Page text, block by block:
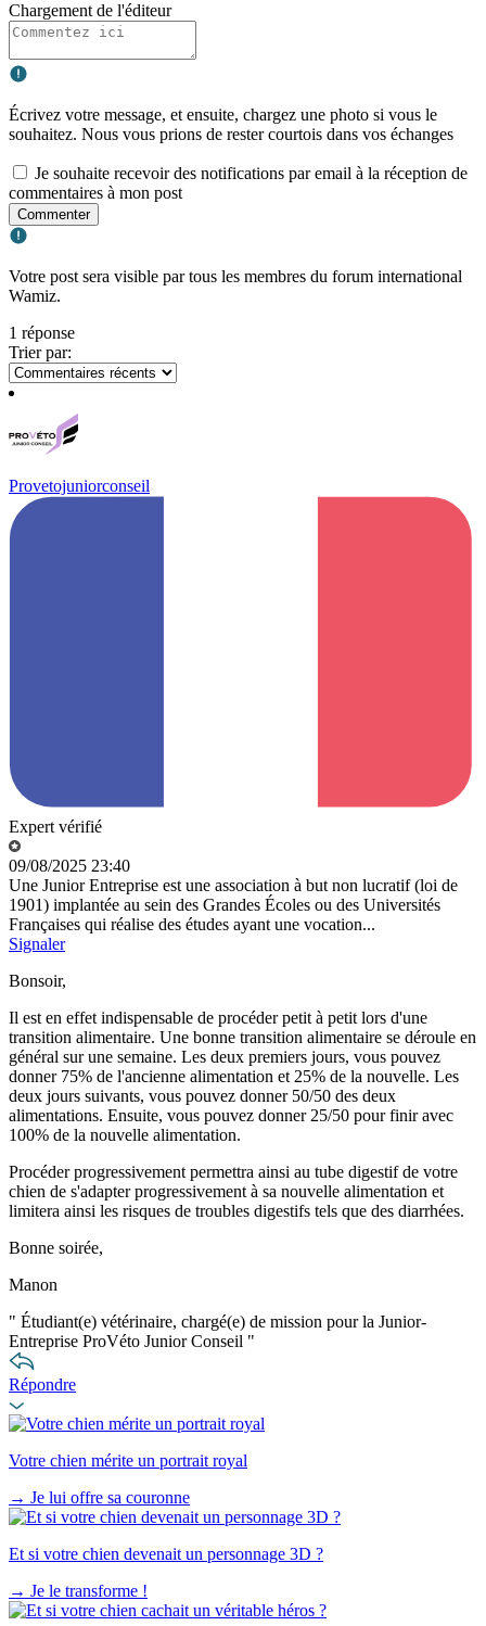
Chargement de l'éditeur
Écrivez votre message, et ensuite, chargez une photo si vous le
souhaitez. Nous vous prions de rester courtois dans vos échanges
Je souhaite recevoir des notifications par email à la réception de
commentaires à mon post
Commenter
Votre post sera visible par tous les membres du forum international
Wamiz.
1 réponse
Trier par:
Provetojuniorconseil
Expert vérifié
09/08/2025 23:40
Une Junior Entreprise est une association à but non lucratif (loi de
1901) implantée au sein des Grandes Écoles ou des Universités
Françaises qui réalise des études ayant une vocation...
Signaler
Bonsoir,
Il est en effet indispensable de procéder petit à petit lors d'une
transition alimentaire. Une bonne transition alimentaire se déroule en
général sur une semaine. Les deux premiers jours, vous pouvez
donner 75% de l'ancienne alimentation et 25% de la nouvelle. Les
deux jours suivants, vous pouvez donner 50/50 des deux
alimentations. Ensuite, vous pouvez donner 25/50 pour finir avec
100% de la nouvelle alimentation.
Procéder progressivement permettra ainsi au tube digestif de votre
chien de s'adapter progressivement à sa nouvelle alimentation et
limitera ainsi les risques de troubles digestifs tels que des diarrhées.
Bonne soirée,
Manon
" Étudiant(e) vétérinaire, chargé(e) de mission pour la Junior-
Entreprise ProVéto Junior Conseil "
Répondre
Votre chien mérite un portrait royal
→ Je lui offre sa couronne
Et si votre chien devenait un personnage 3D ?
→ Je le transforme !